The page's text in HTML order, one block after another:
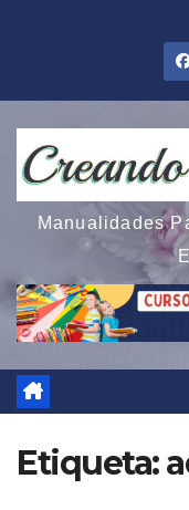
Manualidades
Etiqueta: